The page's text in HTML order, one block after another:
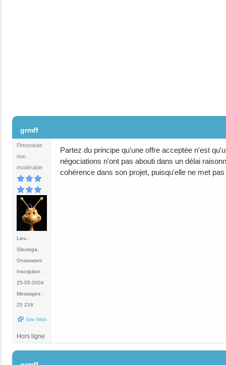
grmff
Pimonaute
non
modérable
Lieu :
Sibulaga,
Onatawani
Inscription :
25-05-2004
Messages :
25 216
Site Web
Partez du principe qu'une offre acceptée n'est
négociations n'ont pas abouti dans un délai
cohérence dans son projet, puisqu'elle ne met
Hors ligne